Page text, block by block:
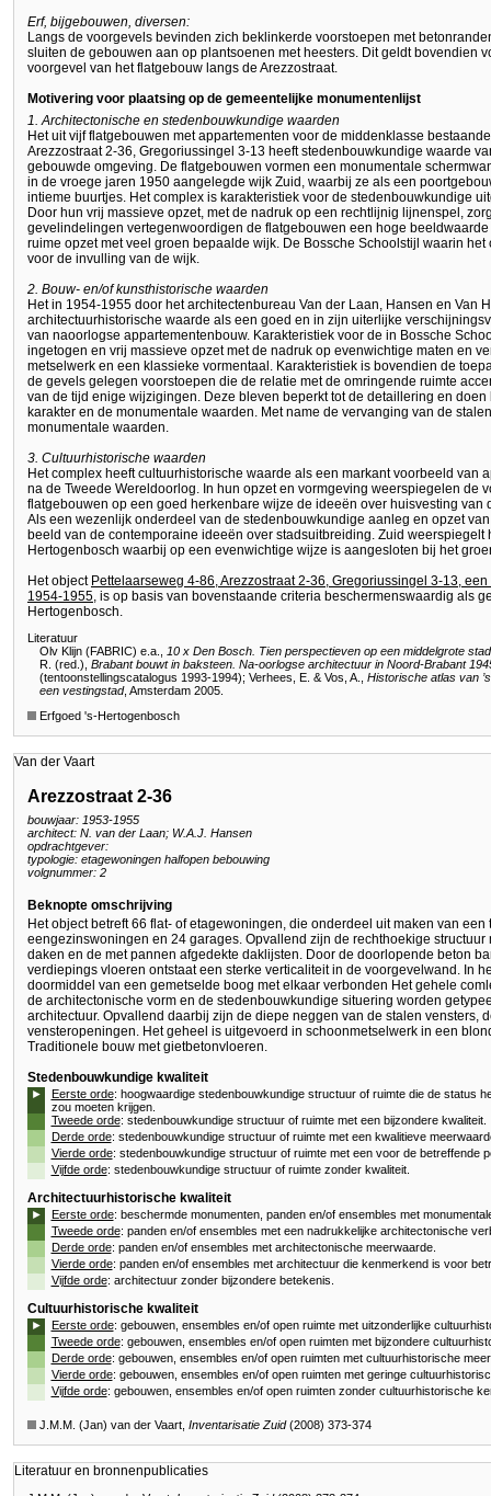
Erf, bijgebouwen, diversen:
Langs de voorgevels bevinden zich beklinkerde voorstoepen met
sluiten de gebouwen aan op plantsoenen met heesters. Dit geldt bovendien
voorgevel van het flatgebouw langs de Arezzostraat.
Motivering voor plaatsing op de gemeentelijke monumentenlijst
1. Architectonische en stedenbouwkundige waarden
Het uit vijf flatgebouwen met appartementen voor de middenklasse
Arezzostraat 2-36, Gregoriussingel 3-13 heeft stedenbouwkundige waarde
gebouwde omgeving. De flatgebouwen vormen een monumentale
in de vroege jaren 1950 aangelegde wijk Zuid, waarbij ze als een
intieme buurtjes. Het complex is karakteristiek voor de stedenbouwkundige
Door hun vrij massieve opzet, met de nadruk op een rechtlijnig lijnenspel,
gevelindelingen vertegenwoordigen de flatgebouwen een hoge
ruime opzet met veel groen bepaalde wijk. De Bossche Schoolstijl waarin
voor de invulling van de wijk.
2. Bouw- en/of kunsthistorische waarden
Het in 1954-1955 door het architectenbureau Van der Laan, Hansen en Van
architectuurhistorische waarde als een goed en in zijn uiterlijke
van naoorlogse appartementenbouw. Karakteristiek voor de in Bossche
ingetogen en vrij massieve opzet met de nadruk op evenwichtige maten en
metselwerk en een klassieke vormentaal. Karakteristiek is bovendien de
de gevels gelegen voorstoepen die de relatie met de omringende ruimte
van de tijd enige wijzigingen. Deze bleven beperkt tot de detaillering en
karakter en de monumentale waarden. Met name de vervanging van de
monumentale waarden.
3. Cultuurhistorische waarden
Het complex heeft cultuurhistorische waarde als een markant voorbeeld van
na de Tweede Wereldoorlog. In hun opzet en vormgeving weerspiegelen de
flatgebouwen op een goed herkenbare wijze de ideeën over huisvesting
Als een wezenlijk onderdeel van de stedenbouwkundige aanleg en opzet
beeld van de contemporaine ideeën over stadsuitbreiding. Zuid weerspiegelt
Hertogenbosch waarbij op een evenwichtige wijze is aangesloten bij het
Het object Pettelaarseweg 4-86, Arezzostraat 2-36, Gregoriussingel 3-13,
1954-1955, is op basis van bovenstaande criteria beschermenswaardig als
Hertogenbosch.
Literatuur
Olv Klijn (FABRIC) e.a., 10 x Den Bosch. Tien perspectieven op een middelgrote stad
R. (red.), Brabant bouwt in baksteen. Na-oorlogse architectuur in Noord-Brabant
(tentoonstellingscatalogus 1993-1994); Verhees, E. & Vos, A., Historische atlas van
een vestingstad, Amsterdam 2005.
Erfgoed 's-Hertogenbosch
Van der Vaart
Arezzostraat 2-36
bouwjaar: 1953-1955
architect: N. van der Laan; W.A.J. Hansen
opdrachtgever:
typologie: etagewoningen halfopen bebouwing
volgnummer: 2
Beknopte omschrijving
Het object betreft 66 flat- of etagewoningen, die onderdeel uit maken van
eengezinswoningen en 24 garages. Opvallend zijn de rechthoekige
daken en de met pannen afgedekte daklijsten. Door de doorlopende beton
verdiepings vloeren ontstaat een sterke verticaliteit in de voorgevelwand. In
doormiddel van een gemetselde boog met elkaar verbonden Het gehele
de architectonische vorm en de stedenbouwkundige situering worden
architectuur. Opvallend daarbij zijn de diepe neggen van de stalen vensters,
vensteropeningen. Het geheel is uitgevoerd in schoonmetselwerk in een
Traditionele bouw met gietbetonvloeren.
Stedenbouwkundige kwaliteit
► Eerste orde: hoogwaardige stedenbouwkundige structuur of ruimte die de status
zou moeten krijgen.
Tweede orde: stedenbouwkundige structuur of ruimte met een bijzondere kwaliteit.
Derde orde: stedenbouwkundige structuur of ruimte met een kwalitieve
Vierde orde: stedenbouwkundige structuur of ruimte met een voor de betreffende
Vijfde orde: stedenbouwkundige structuur of ruimte zonder kwaliteit.
Architectuurhistorische kwaliteit
► Eerste orde: beschermde monumenten, panden en/of ensembles met
Tweede orde: panden en/of ensembles met een nadrukkelijke architectonische
Derde orde: panden en/of ensembles met architectonische meerwaarde.
Vierde orde: panden en/of ensembles met architectuur die kenmerkend is voor
Vijfde orde: architectuur zonder bijzondere betekenis.
Cultuurhistorische kwaliteit
► Eerste orde: gebouwen, ensembles en/of open ruimte met uitzonderlijke
Tweede orde: gebouwen, ensembles en/of open ruimten met bijzondere
Derde orde: gebouwen, ensembles en/of open ruimten met cultuurhistorische
Vierde orde: gebouwen, ensembles en/of open ruimten met geringe
Vijfde orde: gebouwen, ensembles en/of open ruimten zonder cultuurhistorische
J.M.M. (Jan) van der Vaart, Inventarisatie Zuid(2008) 373-374
Literatuur en bronnenpublicaties